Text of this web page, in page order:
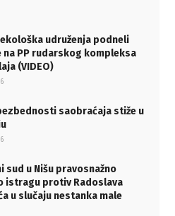
udruženja podneli
na PP rudarskog kompleksa
(VIDEO)
saobraćaja stiže u
sud u Nišu pravosnažno
istragu protiv Radoslava
u slučaju nestanka male